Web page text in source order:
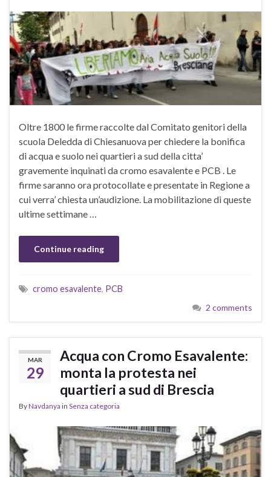
Oltre 1800 le firme raccolte dal Comitato genitori della
scuola Deledda di Chiesanuova per chiedere la bonifica
di acqua e suolo nei quartieri a sud della citta’
gravemente inquinati da cromo esavalente e PCB . Le
firme saranno ora protocollate e presentate in Regione a
cui verra’ chiesta un’audizione. La mobilitazione di queste
ultime settimane …
Continue reading
cromo esavalente, PCB
2 comments
MAR
29
Acqua con Cromo Esavalente:
monta la protesta nei
quartieri a sud di Brescia
ByNavdanya in Senza categoria